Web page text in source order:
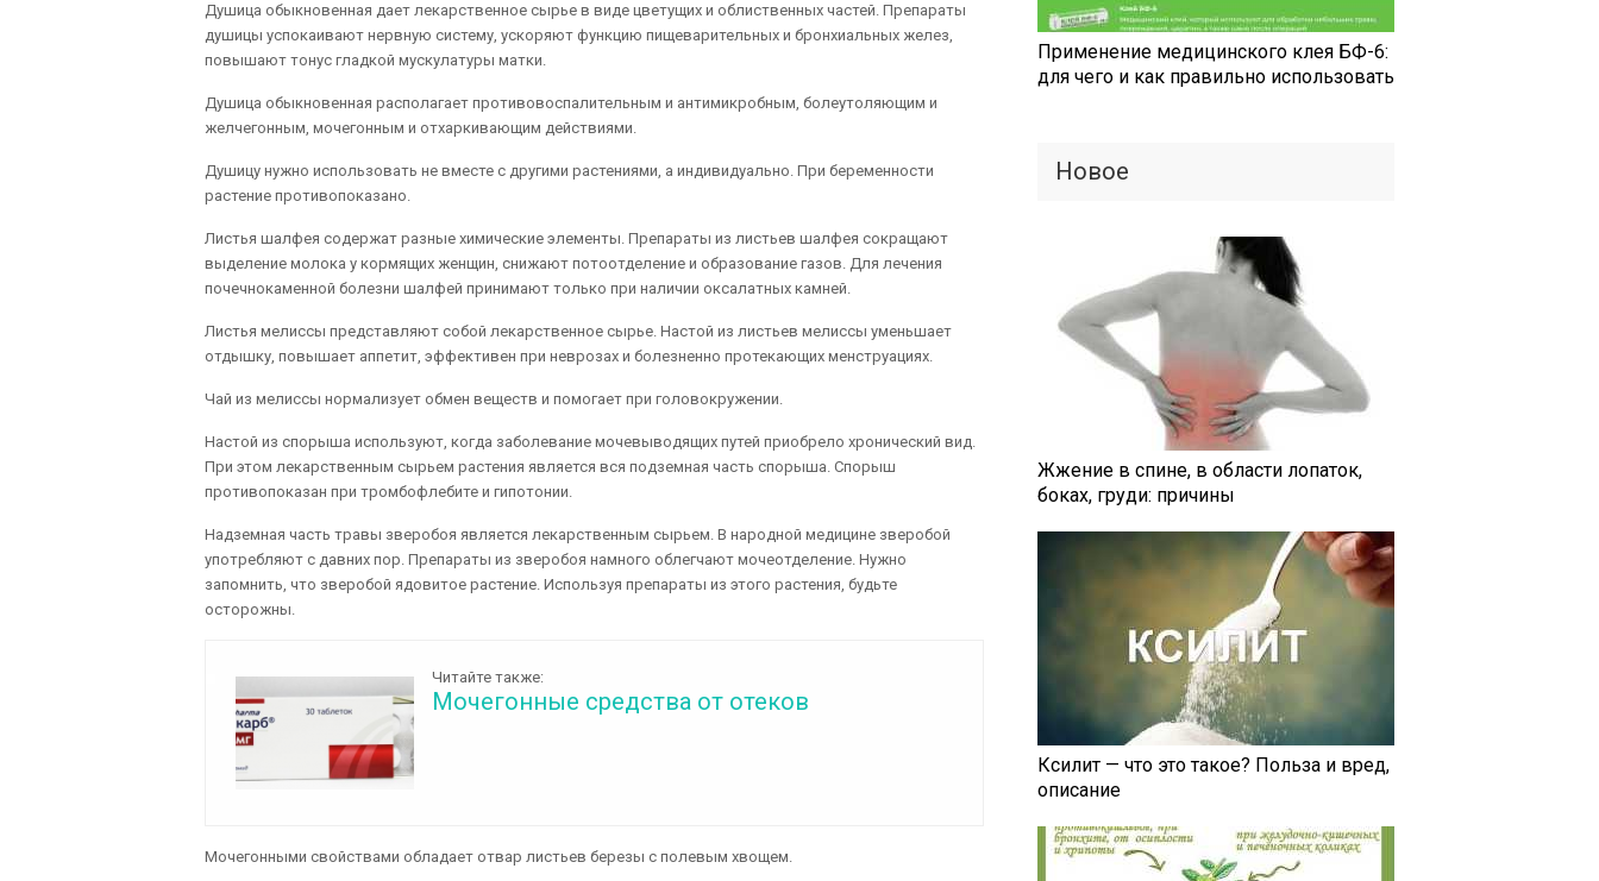
Душица обыкновенная дает лекарственное сырье в виде цветущих и облиственных частей. Препараты
душицы успокаивают нервную систему, ускоряют функцию пищеварительных и бронхиальных желез,
повышают тонус гладкой мускулатуры матки.
Душица обыкновенная располагает противовоспалительным и антимикробным, болеутоляющим и
желчегонным, мочегонным и отхаркивающим действиями.
Душицу нужно использовать не вместе с другими растениями, а индивидуально. При беременности
растение противопоказано.
Листья шалфея содержат разные химические элементы. Препараты из листьев шалфея сокращают
выделение молока у кормящих женщин, снижают потоотделение и образование газов. Для лечения
почечнокаменной болезни шалфей принимают только при наличии оксалатных камней.
Листья мелиссы представляют собой лекарственное сырье. Настой из листьев мелиссы уменьшает
отдышку, повышает аппетит, эффективен при неврозах и болезненно протекающих менструациях.
Чай из мелиссы нормализует обмен веществ и помогает при головокружении.
Настой из спорыша используют, когда заболевание мочевыводящих путей приобрело хронический вид.
При этом лекарственным сырьем растения является вся подземная часть спорыша. Спорыш
противопоказан при тромбофлебите и гипотонии.
Надземная часть травы зверобоя является лекарственным сырьем. В народной медицине зверобой
употребляют с давних пор. Препараты из зверобоя намного облегчают мочеотделение. Нужно
запомнить, что зверобой ядовитое растение. Используя препараты из этого растения, будьте
осторожны.
Читайте также:
Мочегонные средства от отеков
Мочегонными свойствами обладает отвар листьев березы с полевым хвощем.
Применение медицинского клея БФ-6:
для чего и как правильно использовать
Новое
Жжение в спине, в области лопаток,
боках, груди: причины
Ксилит — что это такое? Польза и вред,
описание